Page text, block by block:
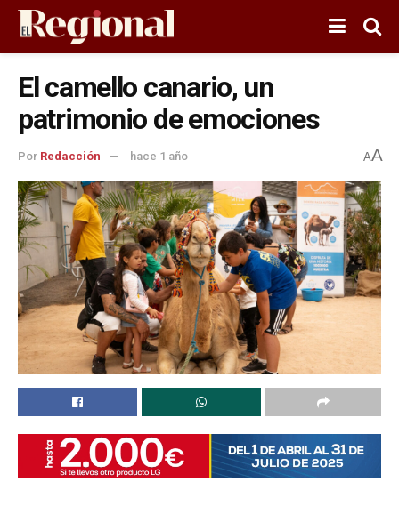
El camello canario, un
patrimonio de emociones
Por Redacción hace 1 año AA